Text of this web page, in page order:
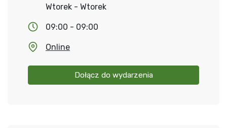
Wtorek - Wtorek
09:00 - 09:00
Online
Dołącz do wydarzenia